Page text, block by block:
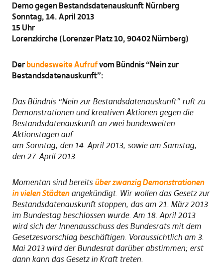
Demo gegen Bestandsdatenauskunft Nürnberg
Sonntag, 14. April 2013
15 Uhr
Lorenzkirche (Lorenzer Platz 10, 90402 Nürnberg)
Der bundesweite Aufrufvom Bündnis “Nein zur
Bestandsdatenauskunft”:
Das Bündnis “Nein zur Bestandsdatenauskunft” ruft zu
Demonstrationen und kreativen Aktionen gegen die
Bestandsdatenauskunft an zwei bundesweiten
Aktionstagen auf:
am Sonntag, den 14. April 2013, sowie am Samstag,
den 27. April 2013.
Momentan sind bereits über zwanzig Demonstrationen
in vielen Städtenangekündigt. Wir wollen das Gesetz zur
Bestandsdatenauskunft stoppen, das am 21. März 2013
im Bundestag beschlossen wurde. Am 18. April 2013
wird sich der Innenausschuss des Bundesrats mit dem
Gesetzesvorschlag beschäftigen. Voraussichtlich am 3.
Mai 2013 wird der Bundesrat darüber abstimmen; erst
dann kann das Gesetz in Kraft treten.